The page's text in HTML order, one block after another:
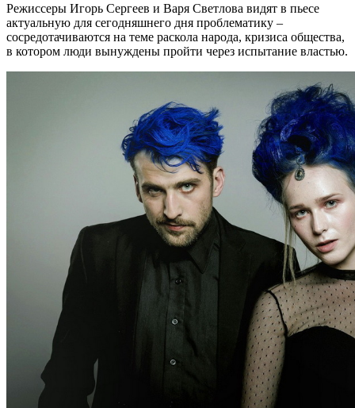
Режиссеры Игорь Сергеев и Варя Светлова видят в пьесе
актуальную для сегодняшнего дня проблематику –
сосредотачиваются на теме раскола народа, кризиса общества,
в котором люди вынуждены пройти через испытание властью.